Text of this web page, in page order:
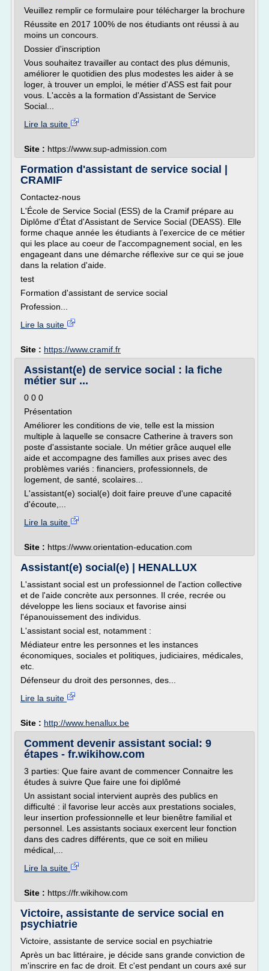
Veuillez remplir ce formulaire pour télécharger la brochure
Réussite en 2017 100% de nos étudiants ont réussi à au
moins un concours.
Dossier d'inscription
Vous souhaitez travailler au contact des plus démunis,
améliorer le quotidien des plus modestes les aider à se
loger, à trouver un emploi, le métier d'ASS est fait pour
vous. L'accès a la formation d'Assistant de Service
Social...
Lire la suite
Site : https://www.sup-admission.com
Formation d'assistant de service social |
CRAMIF
Contactez-nous
L'École de Service Social (ESS) de la Cramif prépare au
Diplôme d'État d'Assistant de Service Social (DEASS). Elle
forme chaque année les étudiants à l'exercice de ce métier
qui les place au coeur de l'accompagnement social, en les
engageant dans une démarche réflexive sur ce qui se joue
dans la relation d'aide.
test
Formation d'assistant de service social
Profession...
Lire la suite
Site : https://www.cramif.fr
Assistant(e) de service social : la fiche
métier sur ...
0 0 0
Présentation
Améliorer les conditions de vie, telle est la mission
multiple à laquelle se consacre Catherine à travers son
poste d'assistante sociale. Un métier grâce auquel elle
aide et accompagne des familles aux prises avec des
problèmes variés : financiers, professionnels, de
logement, de santé, scolaires...
L'assistant(e) social(e) doit faire preuve d'une capacité
d'écoute,...
Lire la suite
Site : https://www.orientation-education.com
Assistant(e) social(e) | HENALLUX
L'assistant social est un professionnel de l'action collective
et de l'aide concrète aux personnes. Il crée, recrée ou
développe les liens sociaux et favorise ainsi
l'épanouissement des individus.
L'assistant social est, notamment :
Médiateur entre les personnes et les instances
économiques, sociales et politiques, judiciaires, médicales,
etc.
Défenseur du droit des personnes, des...
Lire la suite
Site : http://www.henallux.be
Comment devenir assistant social: 9
étapes - fr.wikihow.com
3 parties: Que faire avant de commencer Connaitre les
études à suivre Que faire une foi diplômé
Un assistant social intervient auprès des publics en
difficulté : il favorise leur accès aux prestations sociales,
leur insertion professionnelle et leur bienêtre familial et
personnel. Les assistants sociaux exercent leur fonction
dans des cadres différents, que ce soit en milieu
médical,...
Lire la suite
Site : https://fr.wikihow.com
Victoire, assistante de service social en
psychiatrie
Victoire, assistante de service social en psychiatrie
Après un bac littéraire, je décide sans grande conviction de
m'inscrire en fac de droit. Et c'est pendant un cours axé sur